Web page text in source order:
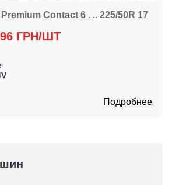
Contact 6 . .. 225/50R 17
ГРН/ШТ
Подробнее